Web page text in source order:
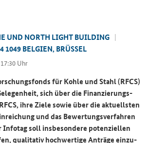
UND NORTH LIGHT BUIL­DING
BEL­GI­EN, BRÜS­SEL
Uhr
für Kohle und Stahl (RFCS)
sich über die Fi­nan­zie­rungs­
ihre Ziele sowie über die ak­tu­ells­ten
und das Be­wer­tungs­ver­fah­ren
In­fo­tag soll ins­be­son­de­re po­ten­zi­el­len
qua­li­ta­tiv hoch­wer­ti­ge An­trä­ge ein­zu­